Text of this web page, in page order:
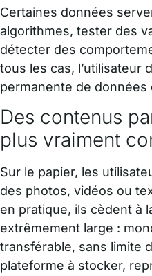
Certaines données
algorithmes, tester des
détecter des
tous les cas, l’utilisateur
permanente de données
Des contenus
plus vraiment
Sur le papier, les
des photos, vidéos ou
en pratique, ils cèdent à
extrêmement large :
transférable, sans limite
plateforme à stocker,